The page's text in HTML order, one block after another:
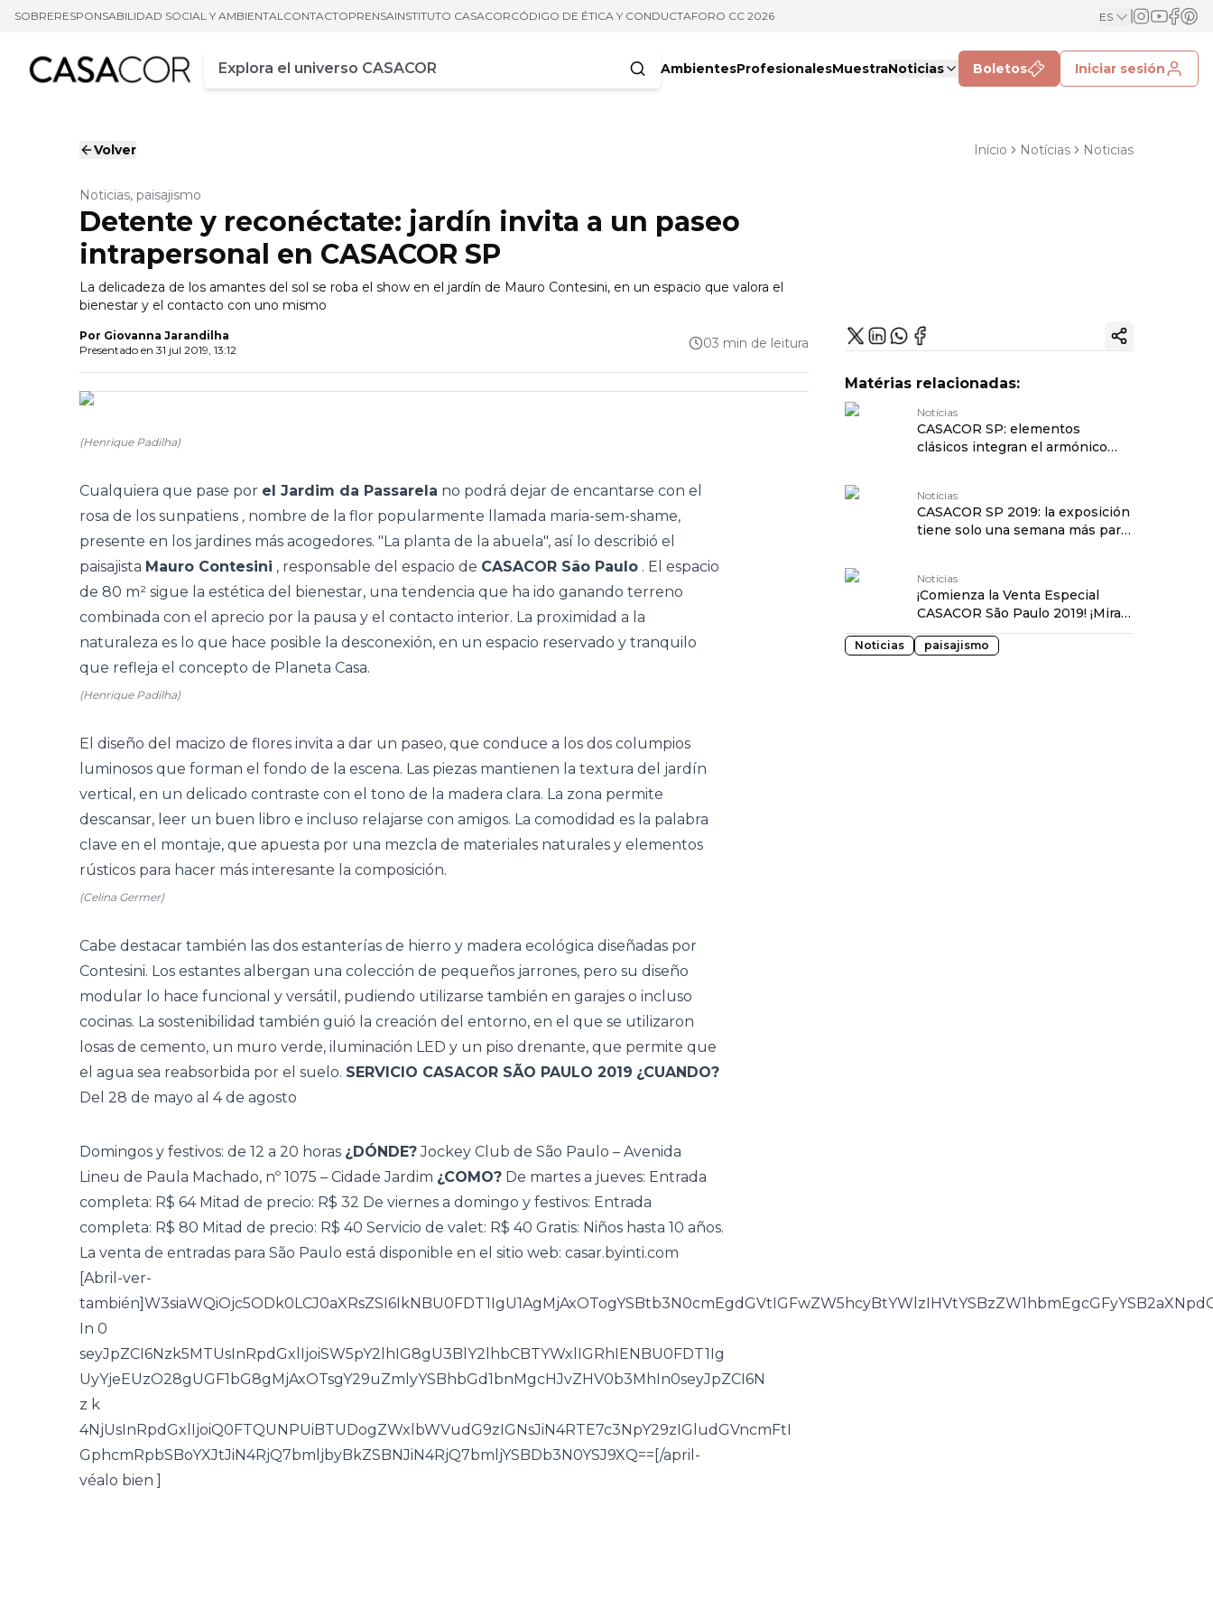
SOBRERESPONSABILIDAD SOCIAL Y AMBIENTALCONTACTOPRENSAINSTITUTO CASACORCÓDIGO DE ÉTICA Y CONDUCTAFORO CC 2026 ES
Campo de busca
Ingrese al menos tres caracteres
AmbientesProfesionalesMuestraNoticias Boletos Iniciar sesión
Volver Início Notícias Noticias
Noticias, paisajismo
Detente y reconéctate: jardín invita a un paseo
intrapersonal en CASACOR SP
La delicadeza de los amantes del sol se roba el show en el jardín de Mauro Contesini, en un espacio que valora el
bienestar y el contacto con uno mismo
Por Giovanna Jarandilha
Presentado en 31 jul 2019, 13:12 03 min de leitura
(Henrique Padilha)
Cualquiera que pase por el Jardim da Passarela no podrá dejar de encantarse con el
rosa de los sunpatiens , nombre de la flor popularmente llamada maria-sem-shame,
presente en los jardines más acogedores. "La planta de la abuela", así lo describió el
paisajista Mauro Contesini , responsable del espacio de CASACOR São Paulo . El espacio
de 80 m² sigue la estética del bienestar, una tendencia que ha ido ganando terreno
combinada con el aprecio por la pausa y el contacto interior. La proximidad a la
naturaleza es lo que hace posible la desconexión, en un espacio reservado y tranquilo
que refleja el concepto de Planeta Casa.
(Henrique Padilha)
El diseño del macizo de flores invita a dar un paseo, que conduce a los dos columpios
luminosos que forman el fondo de la escena. Las piezas mantienen la textura del jardín
vertical, en un delicado contraste con el tono de la madera clara. La zona permite
descansar, leer un buen libro e incluso relajarse con amigos. La comodidad es la palabra
clave en el montaje, que apuesta por una mezcla de materiales naturales y elementos
rústicos para hacer más interesante la composición.
(Celina Germer)
Cabe destacar también las dos estanterías de hierro y madera ecológica diseñadas por
Contesini. Los estantes albergan una colección de pequeños jarrones, pero su diseño
modular lo hace funcional y versátil, pudiendo utilizarse también en garajes o incluso
cocinas. La sostenibilidad también guió la creación del entorno, en el que se utilizaron
losas de cemento, un muro verde, iluminación LED y un piso drenante, que permite que
el agua sea reabsorbida por el suelo. SERVICIO CASACOR SÃO PAULO 2019 ¿CUANDO?
Del 28 de mayo al 4 de agosto
Domingos y festivos: de 12 a 20 horas ¿DÓNDE?Jockey Club de São Paulo – Avenida
Lineu de Paula Machado, nº 1075 – Cidade Jardim ¿COMO? De martes a jueves: Entrada
completa: R$ 64 Mitad de precio: R$ 32 De viernes a domingo y festivos: Entrada
completa: R$ 80 Mitad de precio: R$ 40 Servicio de valet: R$ 40 Gratis: Niños hasta 10 años.
La venta de entradas para São Paulo está disponible en el sitio web: casar.byinti.com
[Abril-ver-
In 0
seyJpZCI6Nzk5MTUsInRpdGxlIjoiSW5pY2lhIG8gU3BlY2lhbCBTYWxlIGRhIENBU0FDT1Ig
UyYjeEUzO28gUGF1bG8gMjAxOTsgY29uZmlyYSBhbGd1bnMgcHJvZHV0b3MhIn0seyJpZCI6N
z k
4NjUsInRpdGxlIjoiQ0FTQUNPUiBTUDogZWxlbWVudG9zIGNsJiN4RTE7c3NpY29zIGludGVncmFtI
GphcmRpbSBoYXJtJiN4RjQ7bmljbyBkZSBNJiN4RjQ7bmljYSBDb3N0YSJ9XQ==[/april-
véalo bien ]
Copiar enlace
Matérias relacionadas:
Notícias
CASACOR SP: elementos
clásicos integran el armónico
Notícias
CASACOR SP 2019: la exposición
tiene solo una semana más para
Notícias
¡Comienza la Venta Especial
CASACOR São Paulo 2019! ¡Mira
algunos productos!
Noticias paisajismo